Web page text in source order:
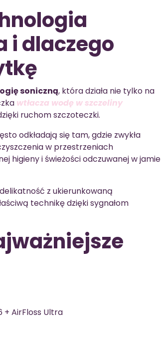
i dlaczego
soniczną, która działa nie tylko na
wtłacza wodę w szczeliny
ruchom szczoteczki.
odkładają się tam, gdzie zwykła
w przestrzeniach
higieny i świeżości odczuwanej w jamie
z ukierunkowaną
technikę dzięki sygnałom
+ AirFloss Ultra